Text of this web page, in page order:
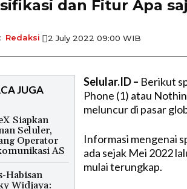
dan Fitur Apa
Redaksi 2 July 2022 09:00 WIB
JUGA
Siapkan
Seluler,
Operator
AS
Habisan
Widjaya:
Selular.ID – Berikut
Phone (1) atau
meluncur di pasar
Informasi mengenai
ada sejak Mei 2022
mulai terungkap.